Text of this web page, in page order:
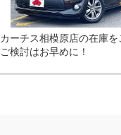
カーチス相模原店の在庫
ご検討はお早めに！